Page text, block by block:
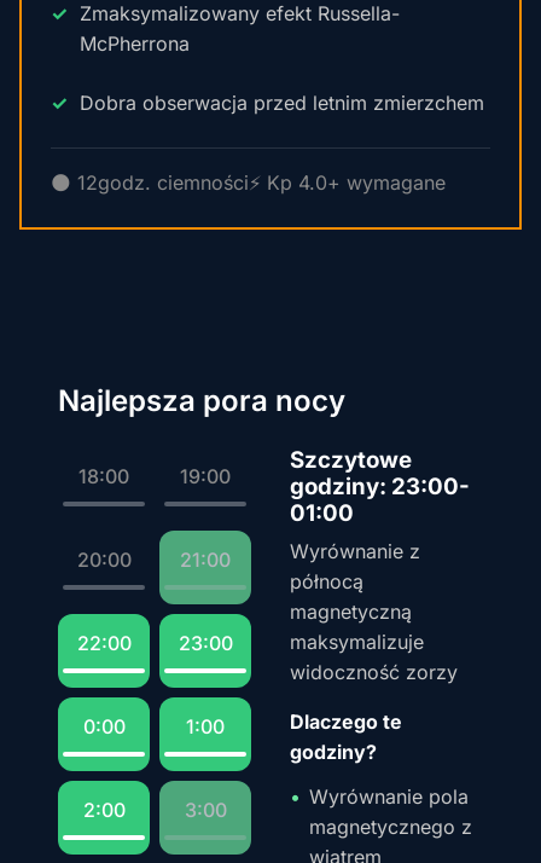
Zmaksymalizowany efekt Russella-
McPherrona
Dobra obserwacja przed letnim zmierzchem
🌑 12godz. ciemności⚡ Kp 4.0+ wymagane
Najlepsza pora nocy
18:00 19:00
20:00 21:00
22:00 23:00
0:00 1:00
2:00 3:00
Szczytowe
godziny: 23:00-
01:00
Wyrównanie z
północą
magnetyczną
maksymalizuje
widoczność zorzy
Dlaczego te
godziny?
Wyrównanie pola
magnetycznego z
wiatrem